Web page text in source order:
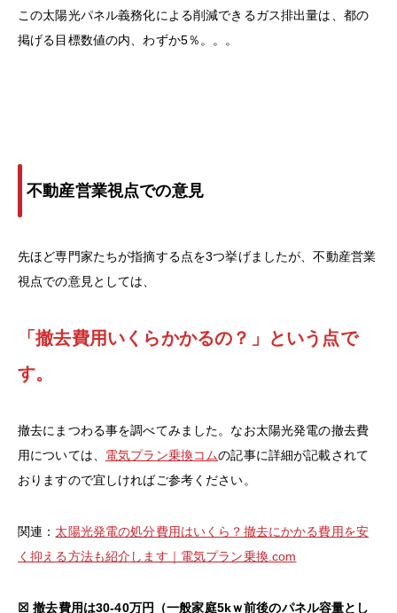
この太陽光パネル義務化による削減できるガス排出量は、都の
掲げる目標数値の内、わずか5％。。。
不動産営業視点での意見
先ほど専門家たちが指摘する点を3つ挙げましたが、不動産営業
視点での意見としては、
「撤去費用いくらかかるの？」という点で
す。
撤去にまつわる事を調べてみました。なお太陽光発電の撤去費
用については、 電気プラン乗換コムの記事に詳細が記載されて
おりますので宜しければご参考ください。
関連： 太陽光発電の処分費用はいくら？撤去にかかる費用を安
く抑える方法も紹介します｜電気プラン乗換.com
☒ 撤去費用は30-40万円（一般家庭5kｗ前後のパネル容量とし